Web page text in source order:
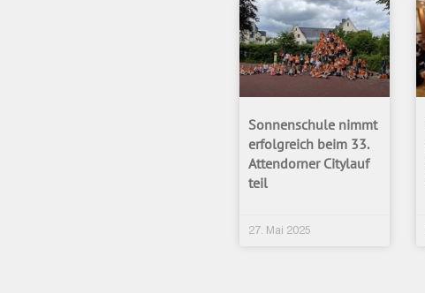
Sonnenschule nimmt
erfolgreich beim 33.
Attendorner Citylauf
teil
27. Mai 2025